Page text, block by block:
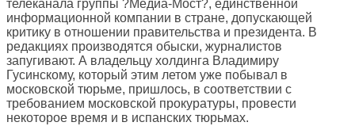
телеканала группы ?Медиа-Мост?, единственной
информационной компании в стране, допускающей
критику в отношении правительства и президента. В
редакциях производятся обыски, журналистов
запугивают. А владельцу холдинга Владимиру
Гусинскому, который этим летом уже побывал в
московской тюрьме, пришлось, в соответствии с
требованием московской прокуратуры, провести
некоторое время и в испанских тюрьмах.